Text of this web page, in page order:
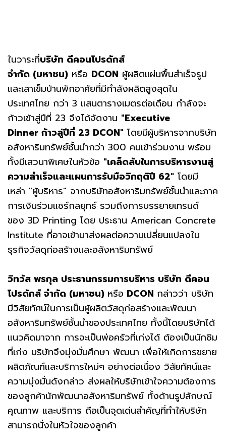
ในวาระที่บริษัท ดีคอนโปรดักส์
จำกัด (มหาชน) หรือ DCON ผู้ผลิตแผ่นพื้นสำเร็จรูป
และเสาเข็มบ้านพักอาศัยที่มีกำลังผลิตสูงสุดใน
ประเทศไทย กว่า 3 แสนตารางเมตรต่อเดือน กำลังจะ
ก้าวเข้าสู่ปีที่ 23 จึงได้จัดงาน "Executive
Dinner ก้าวสู่ปีที่ 23 DCON" โดยมีผู้บริหารจากบริษัท
อสังหาริมทรัพย์ชั้นนำกว่า 300 คนเข้าร่วมงาน พร้อม
ทั้งมีเสวนาพิเศษในหัวข้อ "เคล็ดลับในการบริหารงานสู่
ความสำเร็จและแผนการรับมือวิกฤติปี 62" โดยมี
เหล่า "ผู้บริหาร" จากบริษัทอสังหาริมทรัพย์ชั้นนำและภาค
การเงินร่วมแชร์กลยุทธ์ รวมถึงการบรรยายเทรนด์
ของ 3D Printing โดย ประธาน American Concrete
Institute ที่อาจเข้ามาส่งผลต่อความเปลี่ยนแปลงใน
ธุรกิจวัสดุก่อสร้างและอสังหาริมทรัพย์
วิทวัส พรกุล ประธานกรรมการบริหาร บริษัท ดีคอน
โปรดักส์ จำกัด (มหาชน) หรือ DCON กล่าวว่า บริษัท
มีวิสัยทัศน์ในการเป็นผู้ผลิตวัสดุก่อสร้างและพัฒนา
อสังหาริมทรัพย์ชั้นนำของประเทศไทย ทั้งนี้โดยบริษัทได้
แนวคิดมาจาก การจะเป็นพ่อครัวที่เก่งได้ ต้องเป็นนักชิม
ที่เก่ง บริษัทจึงมุ่งมั่นศึกษา พัฒนา เพื่อให้เกิดการขยาย
ผลิตภัณฑ์และบริการใหม่ๆ อย่างต่อเนื่อง วิสัยทัศน์และ
ความมุ่งมั่นดังกล่าว ส่งผลให้บริษัทเข้าใจความต้องการ
ของลูกค้านักพัฒนาอสังหาริมทรัพย์ ทั้งด้านรูปลักษณ์
คุณภาพ และบริการ ถือเป็นจุดเด่นสำคัญที่ทำให้บริษัท
สามารถนั่งในหัวใจของลูกค้า